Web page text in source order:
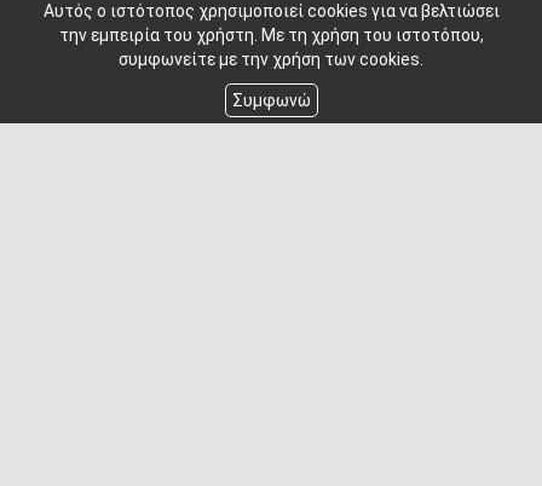
Αυτός ο ιστότοπος χρησιμοποιεί cookies για να βελτιώσει
την εμπειρία του χρήστη. Με τη χρήση του ιστοτόπου,
συμφωνείτε με την χρήση των cookies.
Συμφωνώ